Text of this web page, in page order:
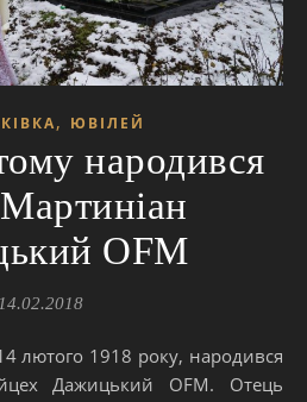
, ЮВІЛЕЙ
народився
OFM
14.02.2018
Дажицький OFM. Отець